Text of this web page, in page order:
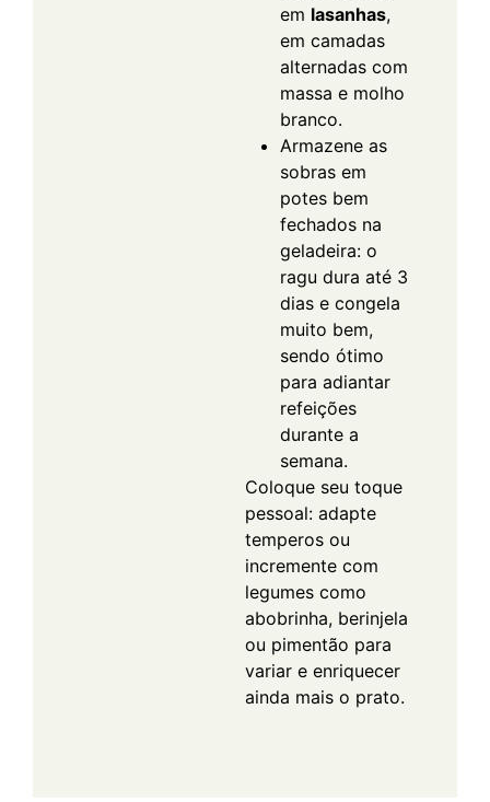
em lasanhas,
em camadas
alternadas com
massa e molho
branco.
Armazene as
sobras em
potes bem
fechados na
geladeira: o
ragu dura até 3
dias e congela
muito bem,
sendo ótimo
para adiantar
refeições
durante a
semana.
Coloque seu toque
pessoal: adapte
temperos ou
incremente com
legumes como
abobrinha, berinjela
ou pimentão para
variar e enriquecer
ainda mais o prato.